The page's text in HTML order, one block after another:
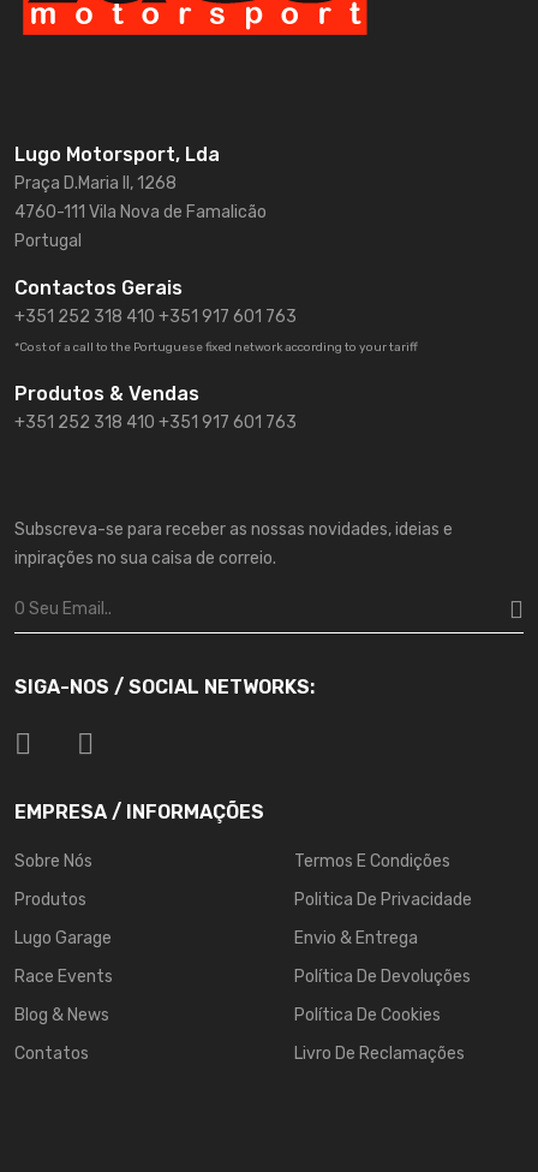
Lugo Motorsport, Lda
Praça D.Maria II, 1268
4760-111 Vila Nova de Famalicão
Portugal
Contactos Gerais
+351 252 318 410 +351 917 601 763
*Cost of a call to the Portuguese fixed network according to your tariff
Produtos & Vendas
+351 252 318 410 +351 917 601 763
Subscreva-se para receber as nossas novidades, ideias e
inpirações no sua caisa de correio.
SIGA-NOS / SOCIAL NETWORKS:
EMPRESA / INFORMAÇÕES
Sobre Nós
Produtos
Lugo Garage
Race Events
Blog & News
Contatos
Termos E Condições
Politica De Privacidade
Envio & Entrega
Política De Devoluções
Política De Cookies
Livro De Reclamações